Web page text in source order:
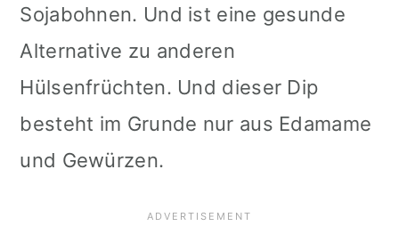
Sojabohnen. Und ist eine gesunde
Alternative zu anderen
Hülsenfrüchten. Und dieser Dip
besteht im Grunde nur aus Edamame
und Gewürzen.